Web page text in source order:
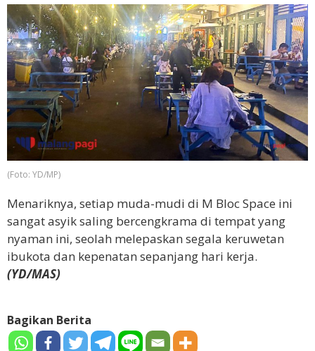
(Foto: YD/MP)
Menariknya, setiap muda-mudi di M Bloc Space ini
sangat asyik saling bercengkrama di tempat yang
nyaman ini, seolah melepaskan segala keruwetan
ibukota dan kepenatan sepanjang hari kerja.
(YD/MAS)
Bagikan Berita